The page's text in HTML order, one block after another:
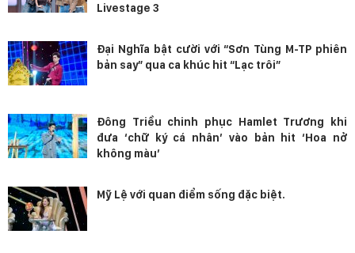
Livestage 3
Đại Nghĩa bật cười với “Sơn Tùng M-TP phiên
bản say” qua ca khúc hit “Lạc trôi”
Đông Triều chinh phục Hamlet Trương khi
đưa ‘chữ ký cá nhân’ vào bản hit ‘Hoa nở
không màu’
Mỹ Lệ với quan điểm sống đặc biệt.